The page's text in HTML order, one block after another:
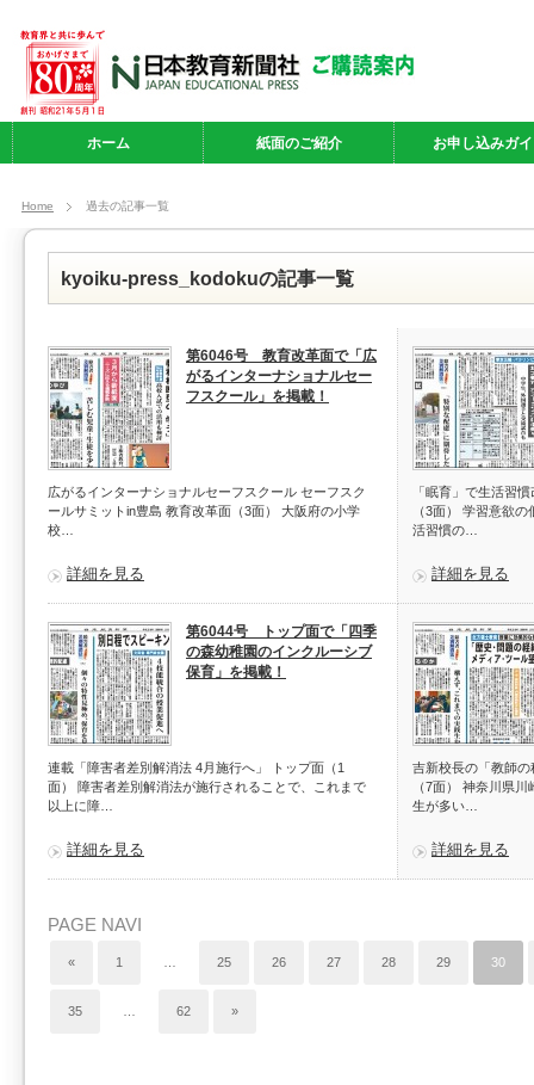
ホーム 紙面のご紹介 お申し込みガ
Home 過去の記事一覧
kyoiku-press_kodokuの記事一覧
第6046号 教育改革面で「広
がるインターナショナルセー
フスクール」を掲載！
広がるインターナショナルセーフスクール セーフスク
ールサミットin豊島 教育改革面（3面） 大阪府の小学
校…
詳細を見る
「眠育」で生活習
（3面） 学習意欲
活習慣の…
詳細を見る
第6044号 トップ面で「四季
の森幼稚園のインクルーシブ
保育」を掲載！
連載「障害者差別解消法 4月施行へ」 トップ面（1
面） 障害者差別解消法が施行されることで、これまで
以上に障…
詳細を見る
吉新校長の「教師
（7面） 神奈川県
生が多い…
詳細を見る
PAGE NAVI
« 1 25 26 27 28 29 30
35 62 »